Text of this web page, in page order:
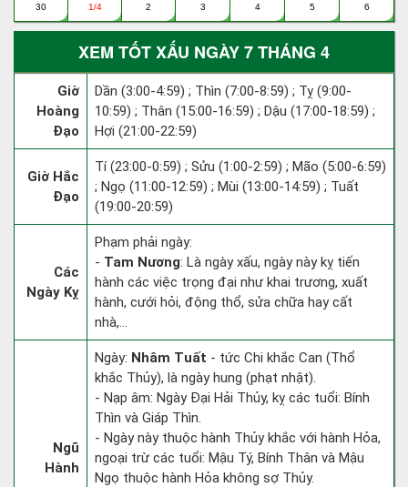
30 1/4 2 3 4 5 6
XEM TỐT XẤU NGÀY 7 THÁNG 4
Giờ
Hoàng
Đạo
Dần (3:00-4:59) ; Thìn (7:00-8:59) ; Tỵ (9:00-
10:59) ; Thân (15:00-16:59) ; Dậu (17:00-18:59) ;
Hợi (21:00-22:59)
Giờ Hắc
Đạo
Tí (23:00-0:59) ; Sửu (1:00-2:59) ; Mão (5:00-6:59)
; Ngọ (11:00-12:59) ; Mùi (13:00-14:59) ; Tuất
(19:00-20:59)
Các
Ngày Kỵ
Phạm phải ngày:
- Tam Nương: Là ngày xấu, ngày này kỵ tiến
hành các việc trọng đại như khai trương, xuất
hành, cưới hỏi, động thổ, sửa chữa hay cất
nhà,...
Ngũ
Hành
Ngày: Nhâm Tuất - tức Chi khắc Can (Thổ
khắc Thủy), là ngày hung (phạt nhật).
- Nạp âm: Ngày Đại Hải Thủy, kỵ các tuổi: Bính
Thìn và Giáp Thìn.
- Ngày này thuộc hành Thủy khắc với hành Hỏa,
ngoại trừ các tuổi: Mậu Tý, Bính Thân và Mậu
Ngọ thuộc hành Hỏa không sợ Thủy.